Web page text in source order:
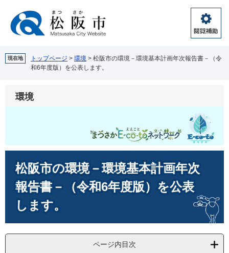
閲
覧
助
現在地 トップページ > 環境 > 松阪市の環境－環境基本計画年次報告書－（令
和6年度版）を公表します。
環境
松阪市の環境－環境基本計画年次
報告書－（令和6年度版）を公表
します。
ページ内目次